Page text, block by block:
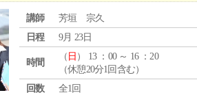
講師
芳垣 宗久
日程
9月 23日
時間
（ 日 ） 13 ：00 ～ 16 ：20
（休憩20分1回含む）
回数
全1回